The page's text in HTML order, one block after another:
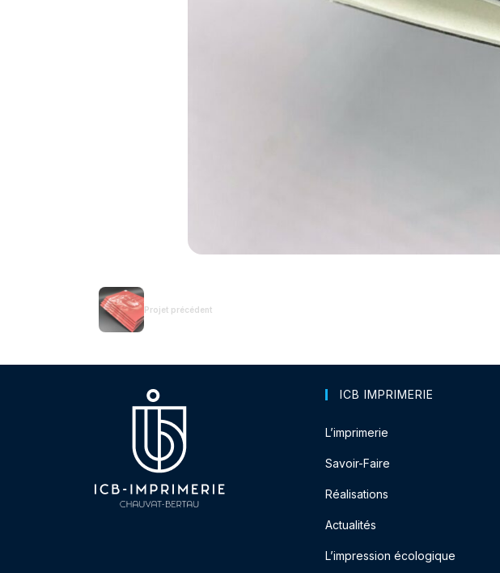
Projet précédent
ICB IMPRIMERIE
L’imprimerie
Savoir-Faire
Réalisations
Actualités
L’impression écologique